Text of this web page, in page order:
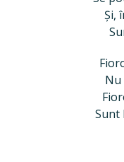
Și,
Nu
Sunt